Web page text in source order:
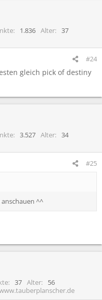
1.836 Alter
37
#24
gleich pick of destiny
3.527 Alter
34
#25
^^
37 Alter
56